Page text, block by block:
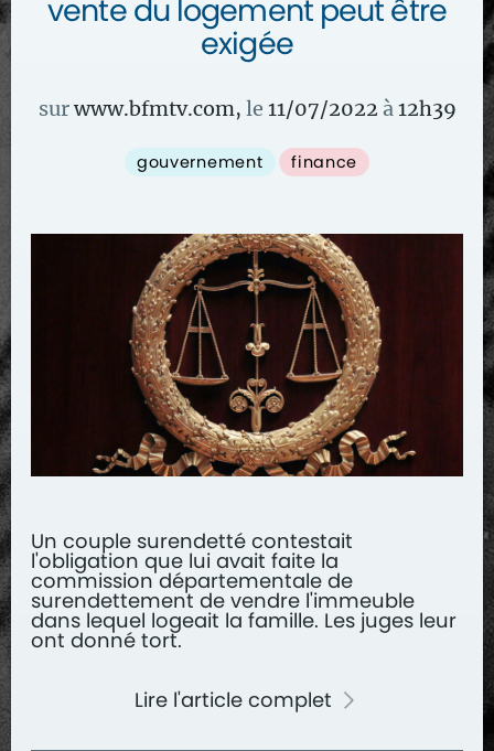
vente du logement peut être
exigée
surwww.bfmtv.com, le 11/07/2022 à12h39
gouvernement finance
Un couple surendetté contestait
l'obligation que lui avait faite la
commission départementale de
surendettement de vendre l'immeuble
dans lequel logeait la famille. Les juges leur
ont donné tort.
Lire l'article complet